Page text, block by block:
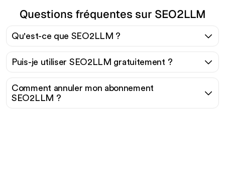
Questions fréquentes sur SEO2LLM
Qu'est-ce que SEO2LLM ?
Puis-je utiliser SEO2LLM gratuitement ?
Comment annuler mon abonnement
SEO2LLM ?